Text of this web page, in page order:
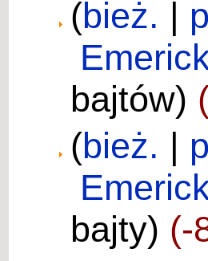
(bież. |
bajtów)
(bież. |
bajty) (-